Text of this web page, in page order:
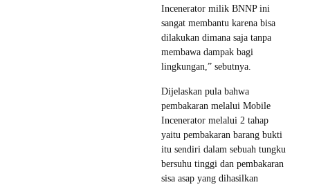
Incenerator milik BNNP ini
sangat membantu karena bisa
dilakukan dimana saja tanpa
membawa dampak bagi
lingkungan,” sebutnya.
Dijelaskan pula bahwa
pembakaran melalui Mobile
Incenerator melalui 2 tahap
yaitu pembakaran barang bukti
itu sendiri dalam sebuah tungku
bersuhu tinggi dan pembakaran
sisa asap yang dihasilkan